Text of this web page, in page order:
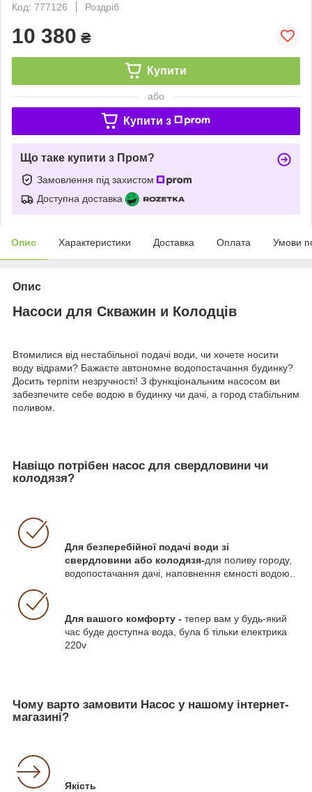
Код: 777126
Роздріб
10 380 ₴
Купити
або
Купити з
Що таке купити з Пром?
Замовлення під захистом
Доступна доставка
Опис Характеристики Доставка Оплата Умови
Опис
Насоси для Скважин и Колодців
Втомилися від нестабільної подачі води, чи хочете носити
воду відрами? Бажаєте автономне водопостачання будинку?
Досить терпіти незручності! З функціональним насосом ви
забезпечите себе водою в будинку чи дачі, а город стабільним
поливом.
Навіщо потрібен насос для свердловини чи
колодязя?
Для безперебійної подачі води зі
свердловини або колодязя-для поливу городу,
водопостачання дачі, наповнення ємності водою..
Для вашого комфорту - тепер вам у будь-який
час буде доступна вода, була б тільки електрика
220v
Чому варто замовити Насос у нашому інтернет-
магазині?
Якість